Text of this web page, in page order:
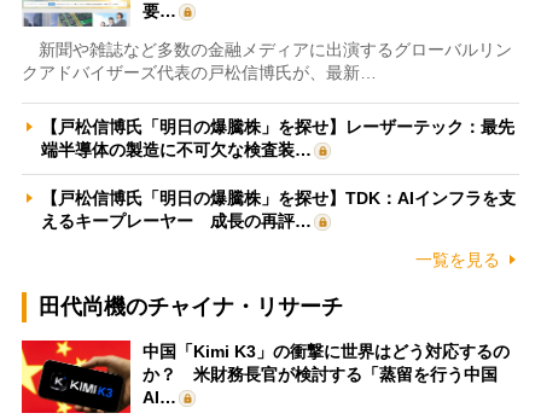
要…
新聞や雑誌など多数の金融メディアに出演するグローバルリン
クアドバイザーズ代表の戸松信博氏が、最新…
【戸松信博氏「明日の爆騰株」を探せ】レーザーテック：最先
端半導体の製造に不可欠な検査装…
【戸松信博氏「明日の爆騰株」を探せ】TDK：AIインフラを支
えるキープレーヤー 成長の再評…
一覧を見る
田代尚機のチャイナ・リサーチ
中国「Kimi K3」の衝撃に世界はどう対応するの
か？ 米財務長官が検討する「蒸留を行う中国
AI…